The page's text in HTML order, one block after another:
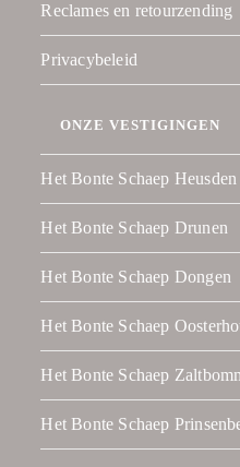
Reclames en retourzending
Privacybeleid
ONZE VESTIGINGEN
Het Bonte Schaep Heusden
Het Bonte Schaep Drunen
Het Bonte Schaep Dongen
Het Bonte Schaep
Het Bonte Schaep
Het Bonte Schaep